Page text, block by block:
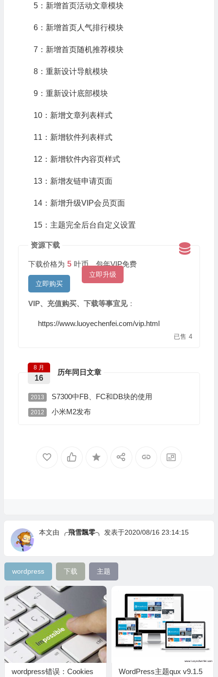
5：新增首页活动文章模块
6：新增首页人气排行模块
7：新增首页随机推荐模块
8：重新设计导航模块
9：重新设计底部模块
10：新增文章列表样式
11：新增软件列表样式
12：新增软件内容页样式
13：新增友链申请页面
14：新增升级VIP会员页面
15：主题完全后台自定义设置
资源下载
下载价格为 5 叶币，包年VIP免费
立即升级
立即购买
VIP、充值购买、下载等事宜见：
https://www.luoyechenfei.com/vip.html
已售 4
历年同日文章
8 月
16
2013 S7300中FB、FC和DB块的使用
2012 小米M2发布
本文由 ╭飛雪飄零╮ 发表于2020/08/16 23:14:15
wordpress 下载 主题
wordpress错误：Cookies WordPress主题qux v9.1.5